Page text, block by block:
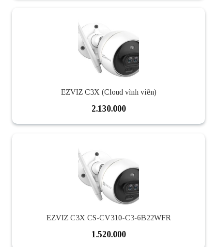
EZVIZ C3X (Cloud vĩnh viễn)
2.130.000
EZVIZ C3X CS-CV310-C3-6B22WFR
1.520.000